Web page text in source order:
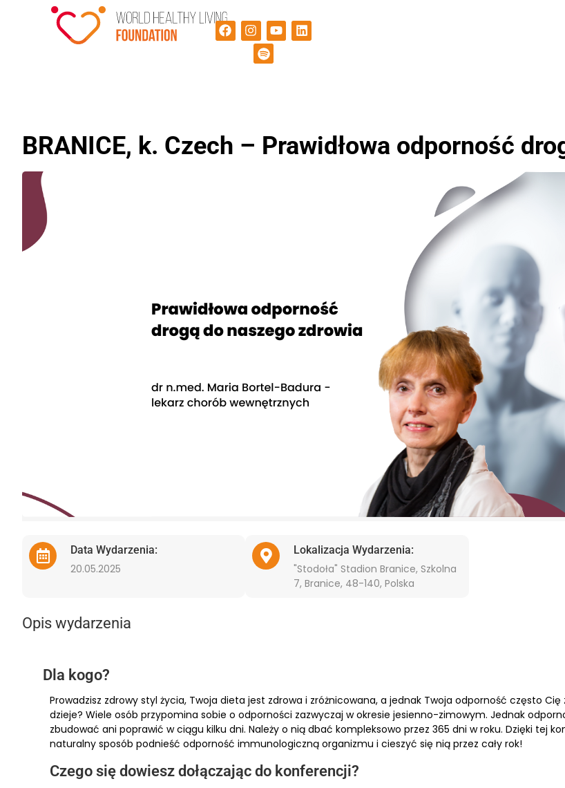
BRANICE, k. Czech – Prawidłowa odporność
Data Wydarzenia:
20.05.2025
Lokalizacja Wydarzenia:
"Stodoła" Stadion Branice, Szkolna
7, Branice, 48-140, Polska
Opis wydarzenia
Dla kogo?
Prowadzisz zdrowy styl życia, Twoja dieta jest zdrowa i zróżnicowana, a jednak Twoja odporność często Cię
dzieje? Wiele osób przypomina sobie o odporności zazwyczaj w okresie jesienno-zimowym. Jednak
zbudować ani poprawić w ciągu kilku dni. Należy o nią dbać kompleksowo przez 365 dni w roku. Dzięki tej
naturalny sposób podnieść odporność immunologiczną organizmu i cieszyć się nią przez cały rok!
Czego się dowiesz dołączając do konferencji?